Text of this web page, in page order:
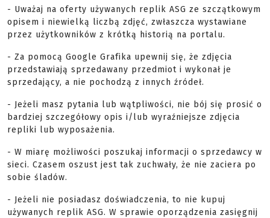
- Uważaj na oferty używanych replik ASG ze szczątkowym
opisem i niewielką liczbą zdjęć, zwłaszcza wystawiane
przez użytkowników z krótką historią na portalu.
- Za pomocą Google Grafika upewnij się, że zdjęcia
przedstawiają sprzedawany przedmiot i wykonał je
sprzedający, a nie pochodzą z innych źródeł.
- Jeżeli masz pytania lub wątpliwości, nie bój się prosić o
bardziej szczegółowy opis i/lub wyraźniejsze zdjęcia
repliki lub wyposażenia.
- W miarę możliwości poszukaj informacji o sprzedawcy w
sieci. Czasem oszust jest tak zuchwały, że nie zaciera po
sobie śladów.
- Jeżeli nie posiadasz doświadczenia, to nie kupuj
używanych replik ASG. W sprawie oporządzenia zasięgnij